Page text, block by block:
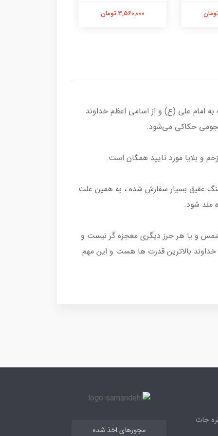
3,560,000 تومان
امام علی (ع) و از اسامی اعظم خداوند
و بلایا مورد تایید همگان است.
عقیق بسیار سفارش شده ، به همین علت
مند شود.
و یا هر حرز دیگری معجزه گر نیست و
بالاترین قدرت ها هست و این مهم
جات
مجوزهای اخذ شده